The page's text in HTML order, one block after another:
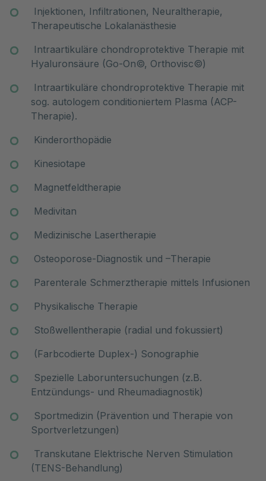
Injektionen, Infiltrationen, Neuraltherapie,
Therapeutische Lokalanästhesie
Intraartikuläre chondroprotektive Therapie mit
Hyaluronsäure (Go-On©, Orthovisc©)
Intraartikuläre chondroprotektive Therapie mit
sog. autologem conditioniertem Plasma (ACP-
Therapie).
Kinderorthopädie
Kinesiotape
Magnetfeldtherapie
Medivitan
Medizinische Lasertherapie
Osteoporose-Diagnostik und –Therapie
Parenterale Schmerztherapie mittels Infusionen
Physikalische Therapie
Stoßwellentherapie (radial und fokussiert)
(Farbcodierte Duplex-) Sonographie
Spezielle Laboruntersuchungen (z.B.
Entzündungs- und Rheumadiagnostik)
Sportmedizin (Prävention und Therapie von
Sportverletzungen)
Transkutane Elektrische Nerven Stimulation
(TENS-Behandlung)